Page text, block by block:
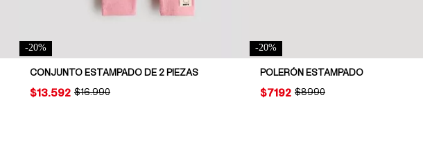
-20%
CONJUNTO ESTAMPADO DE 2 PIEZAS
ORIGINAL PRICE:
$16.990
PRICE:
$13.592
-20%
POLERÓN ESTAMPADO
ORIGINAL PRICE:
$8990
PRICE:
$7192